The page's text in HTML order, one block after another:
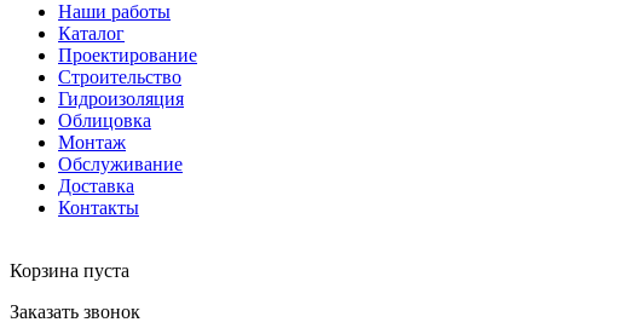
Наши работы
Каталог
Проектирование
Строительство
Гидроизоляция
Облицовка
Монтаж
Обслуживание
Доставка
Контакты
Корзина пуста
Заказать звонок